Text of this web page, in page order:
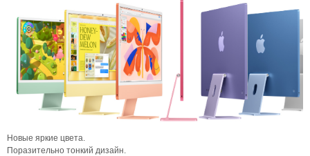
Новые яркие цвета.
Поразительно тонкий дизайн.